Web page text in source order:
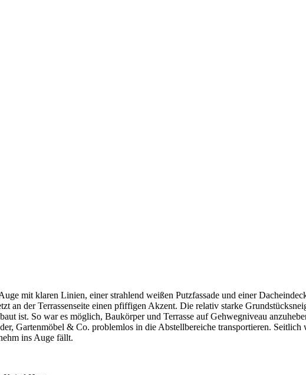
mit klaren Linien, einer strahlend weißen Putzfassade und einer
an der Terrassenseite einen pfiffigen Akzent. Die relativ starke
ist. So war es möglich, Baukörper und Terrasse auf Gehwegniveau
Gartenmöbel & Co. problemlos in die Abstellbereiche transportieren. Seitlich
ins Auge fällt.